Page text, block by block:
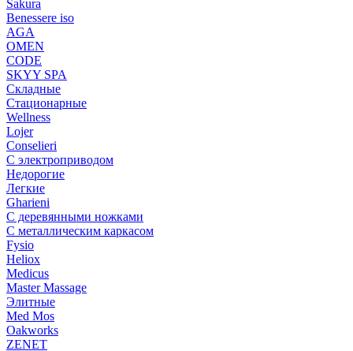
Sakura
Benessere iso
AGA
OMEN
CODE
SKYY SPA
Складные
Стационарные
Wellness
Lojer
Conselieri
С электроприводом
Недорогие
Легкие
Gharieni
С деревянными ножками
С металлическим каркасом
Fysio
Heliox
Medicus
Master Massage
Элитные
Med Mos
Oakworks
ZENET